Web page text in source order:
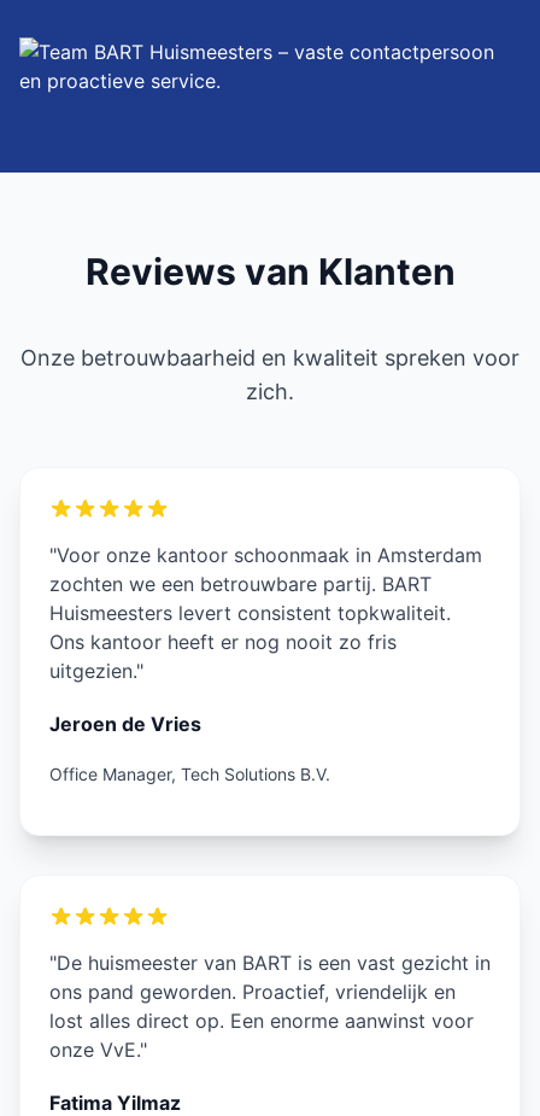
Reviews van Klanten
Onze betrouwbaarheid en kwaliteit spreken voor
zich.
"Voor onze kantoor schoonmaak in Amsterdam
zochten we een betrouwbare partij. BART
Huismeesters levert consistent topkwaliteit.
Ons kantoor heeft er nog nooit zo fris
uitgezien."
Jeroen de Vries
Office Manager, Tech Solutions B.V.
"De huismeester van BART is een vast gezicht in
ons pand geworden. Proactief, vriendelijk en
lost alles direct op. Een enorme aanwinst voor
onze VvE."
Fatima Yilmaz